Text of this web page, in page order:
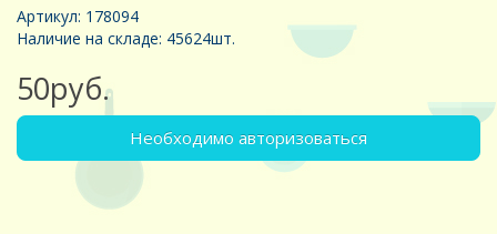
Артикул: 178094
Наличие на складе: 45624шт.
50руб.
Необходимо авторизоваться